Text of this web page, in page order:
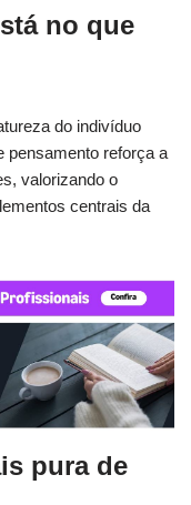
no que
do indivíduo
pensamento reforça a
valorizando o
centrais da
pura de